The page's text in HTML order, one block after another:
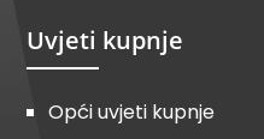
Uvjeti kupnje
Opći uvjeti kupnje